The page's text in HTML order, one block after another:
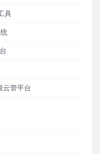
具
管平台
需求和使用场景选
板的基础上轻松制
板
上新。2023年7月共
零售、医疗、开源生